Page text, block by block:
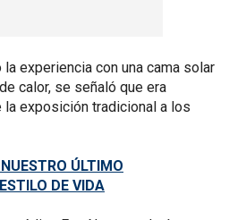
la experiencia con una cama solar
calor, se señaló que era
la exposición tradicional a los
ÚLTIMO
DE VIDA